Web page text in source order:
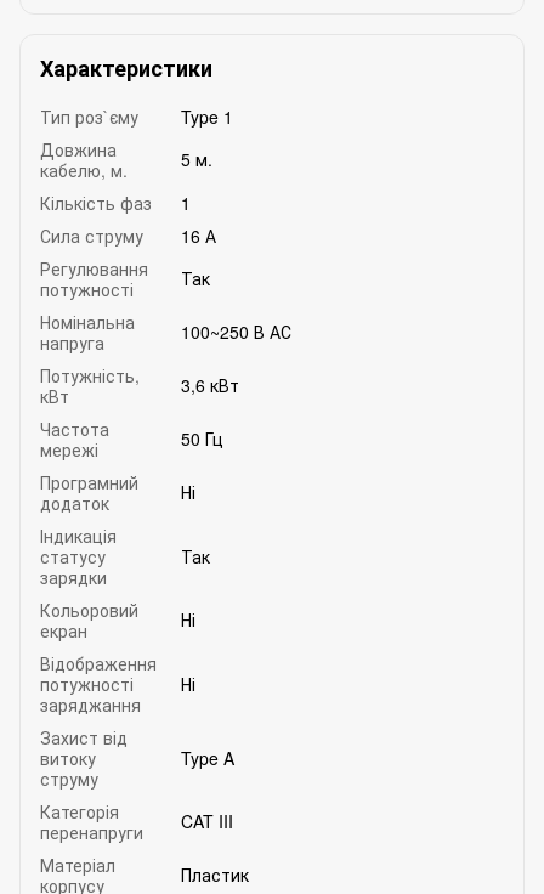
Характеристики
Тип роз`єму
Type 1
Довжина
кабелю, м.
5 м.
Кількість фаз
1
Сила струму
16 А
Регулювання
потужності
Так
Номінальна
напруга
100~250 В АС
Потужність,
кВт
3,6 кВт
Частота
мережі
50 Гц
Програмний
додаток
Ні
Індикація
статусу
зарядки
Так
Кольоровий
екран
Ні
Відображення
потужності
заряджання
Ні
Захист від
витоку
струму
Type A
Категорія
перенапруги
CAT III
Матеріал
корпусу
Пластик